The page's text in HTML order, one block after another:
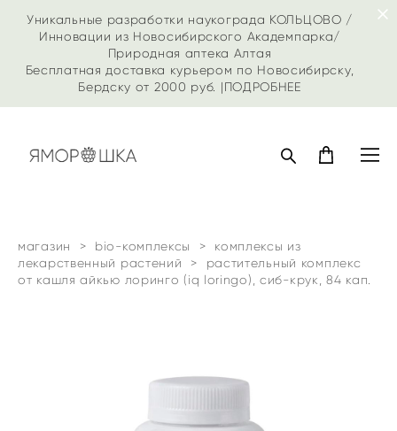
Уникальные разработки наукограда КОЛЬЦОВО /
Инновации из Новосибирского Академпарка/
Природная аптека Алтая
Бесплатная доставка курьером по Новосибирску,
Бердску от 2000 руб. |ПОДРОБНЕЕ
магазин > bio-комплексы >
комплексы из
лекарственный растений
>
растительный комплекс
от кашля айкью лоринго (iq loringo), сиб-крук, 84 кап.